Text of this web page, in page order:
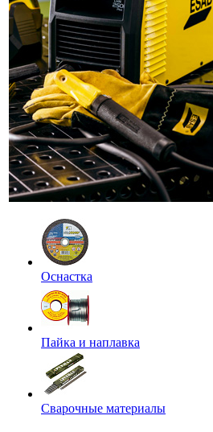
Оснастка
Пайка и наплавка
Сварочные материалы